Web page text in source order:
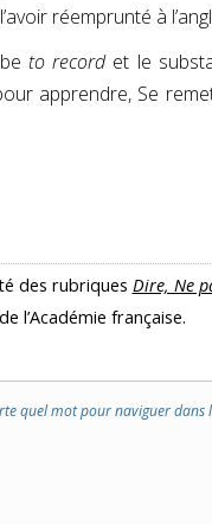
réemprunté à
to recordet le
apprendre, Se
des rubriques Dire, Ne
l’Académie française.
quel mot pour naviguer dans